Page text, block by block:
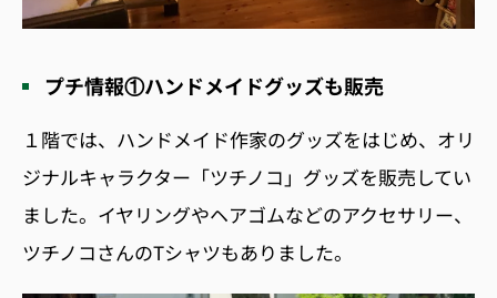
プチ情報①ハンドメイドグッズも販売
１階では、ハンドメイド作家のグッズをはじめ、オリ
ジナルキャラクター「ツチノコ」グッズを販売してい
ました。イヤリングやヘアゴムなどのアクセサリー、
ツチノコさんのTシャツもありました。